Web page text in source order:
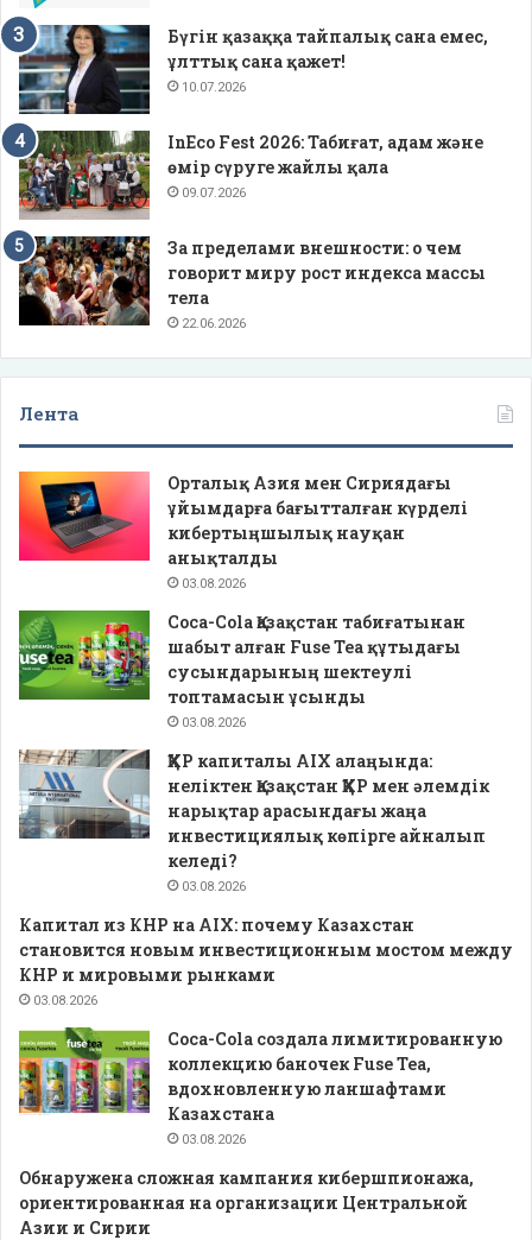
Бүгін қазаққа тайпалық сана емес,
ұлттық сана қажет!
10.07.2026
InEco Fest 2026: Табиғат, адам және
өмір сүруге жайлы қала
09.07.2026
За пределами внешности: о чем
говорит миру рост индекса массы
тела
22.06.2026
Лента
Орталық Азия мен Сириядағы
ұйымдарға бағытталған күрделі
кибертыңшылық науқан
анықталды
03.08.2026
Coca-Cola Қазақстан табиғатынан
шабыт алған Fuse Tea құтыдағы
сусындарының шектеулі
топтамасын ұсынды
03.08.2026
ҚХР капиталы AIX алаңында:
неліктен Қазақстан ҚХР мен әлемдік
нарықтар арасындағы жаңа
инвестициялық көпірге айналып
келеді?
03.08.2026
Капитал из КНР на AIX: почему Казахстан
становится новым инвестиционным мостом между
КНР и мировыми рынками
03.08.2026
Coca-Cola создала лимитированную
коллекцию баночек Fuse Tea,
вдохновленную ланшафтами
Казахстана
03.08.2026
Обнаружена сложная кампания кибершпионажа,
ориентированная на организации Центральной
Азии и Сирии